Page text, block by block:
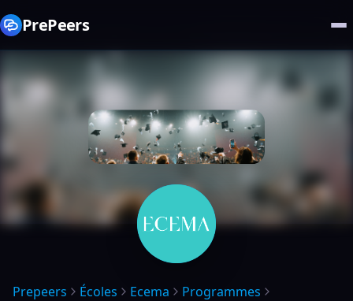
PrePeers
Prepeers Écoles Ecema
Programmes